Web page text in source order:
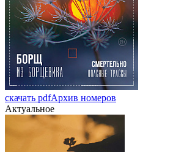
скачать pdfАрхив номеров
Актуальное